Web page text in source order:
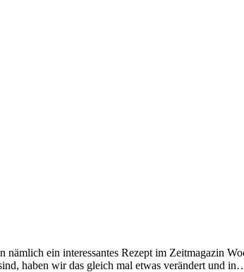
ein interessantes Rezept im Zeitmagazin
haben wir das gleich mal etwas verändert und